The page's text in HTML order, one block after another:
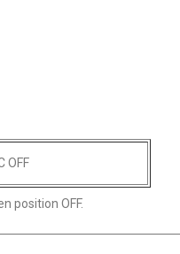
OFF
position OFF.